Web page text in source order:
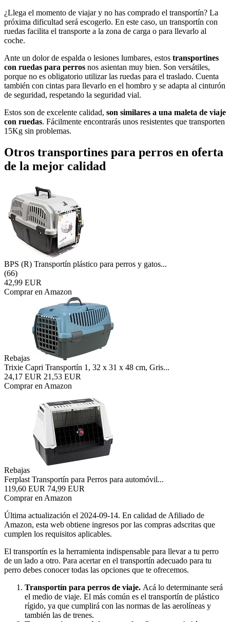
¿Llega el momento de viajar y no has comprado el transportín? La
próxima dificultad será escogerlo. En este caso, un transportín con
ruedas facilita el transporte a la zona de carga o para llevarlo al
coche.
Ante un dolor de espalda o lesiones lumbares, estos transportines
con ruedas para perros nos asientan muy bien. Son versátiles,
porque no es obligatorio utilizar las ruedas para el traslado. Cuenta
también con cintas para llevarlo en el hombro y se adapta al cinturón
de seguridad, respetando la seguridad vial.
Estos son de excelente calidad, son similares a una maleta de viaje
con ruedas. Fácilmente encontrarás unos resistentes que transporten
15Kg sin problemas.
Otros transportines para perros en oferta
de la mejor calidad
BPS (R) Transportín plástico para perros y gatos...
(66)
42,99 EUR
Comprar en Amazon
Rebajas
Trixie Capri Transportín 1, 32 x 31 x 48 cm, Gris...
24,17 EUR 21,53 EUR
Comprar en Amazon
Rebajas
Ferplast Transportín para Perros para automóvil...
119,60 EUR 74,99 EUR
Comprar en Amazon
Última actualización el 2024-09-14. En calidad de Afiliado de
Amazon, esta web obtiene ingresos por las compras adscritas que
cumplen los requisitos aplicables.
El transportín es la herramienta indispensable para llevar a tu perro
de un lado a otro. Para acertar en el transportín adecuado para tu
perro debes conocer todas las opciones que te ofrecemos.
Transportín para perros de viaje. Acá lo determinante será
el medio de viaje. El más común es el transportín de plástico
rígido, ya que cumplirá con las normas de las aerolíneas y
también las de trenes.